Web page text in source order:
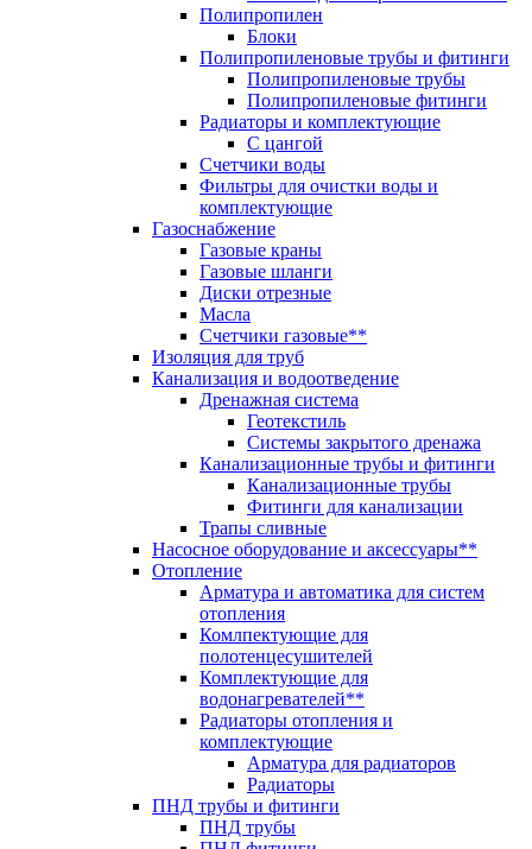
Полипропилен
Блоки
Полипропиленовые трубы и фитинги
Полипропиленовые трубы
Полипропиленовые фитинги
Радиаторы и комплектующие
С цангой
Счетчики воды
Фильтры для очистки воды и
комплектующие
Газоснабжение
Газовые краны
Газовые шланги
Диски отрезные
Масла
Счетчики газовые**
Изоляция для труб
Канализация и водоотведение
Дренажная система
Геотекстиль
Системы закрытого дренажа
Канализационные трубы и фитинги
Канализационные трубы
Фитинги для канализации
Трапы сливные
Насосное оборудование и аксессуары**
Отопление
Арматура и автоматика для систем
отопления
Комлпектующие для
полотенцесушителей
Комплектующие для
водонагревателей**
Радиаторы отопления и
комплектующие
Арматура для радиаторов
Радиаторы
ПНД трубы и фитинги
ПНД трубы